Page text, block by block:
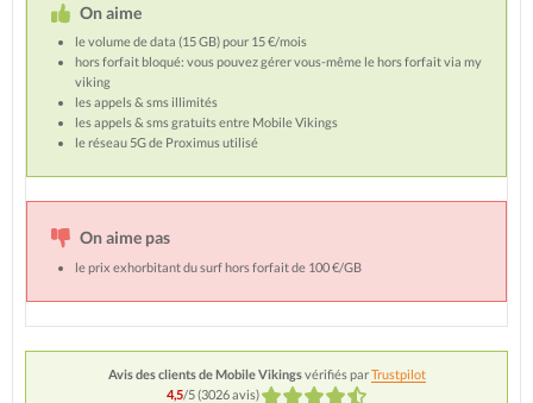
On aime
le volume de data (15 GB) pour 15 €/mois
hors forfait bloqué: vous pouvez gérer vous-même le hors forfait via my
viking
les appels & sms illimités
les appels & sms gratuits entre Mobile Vikings
le réseau 5G de Proximus utilisé
On aime pas
le prix exhorbitant du surf hors forfait de 100 €/GB
Avis des clients de Mobile Vikingsvérifiés parTrustpilot
4,5/5 (3026avis)